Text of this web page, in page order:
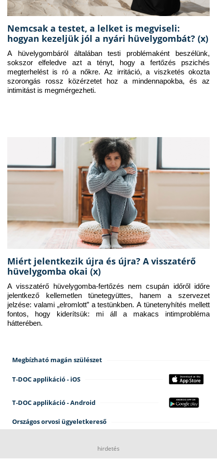
Nemcsak a testet, a lelket is megviseli:
hogyan kezeljük jól a nyári hüvelygombát? (x)
A hüvelygombáról általában testi problémaként beszélünk,
sokszor elfeledve azt a tényt, hogy a fertőzés pszichés
megterhelést is ró a nőkre. Az irritáció, a viszketés okozta
szorongás rossz közérzetet hoz a mindennapokba, és az
intimitást is megmérgezheti.
Miért jelentkezik újra és újra? A visszatérő
hüvelygomba okai (x)
A visszatérő hüvelygomba-fertőzés nem csupán időről időre
jelentkező kellemetlen tünetegyüttes, hanem a szervezet
jelzése: valami „elromlott” a testünkben. A tünetenyhítés mellett
fontos, hogy kiderítsük: mi áll a makacs intimprobléma
hátterében.
Megbízható magán szülészet
T-DOC applikáció - iOS
T-DOC applikáció - Android
Országos orvosi ügyeletkereső
hirdetés